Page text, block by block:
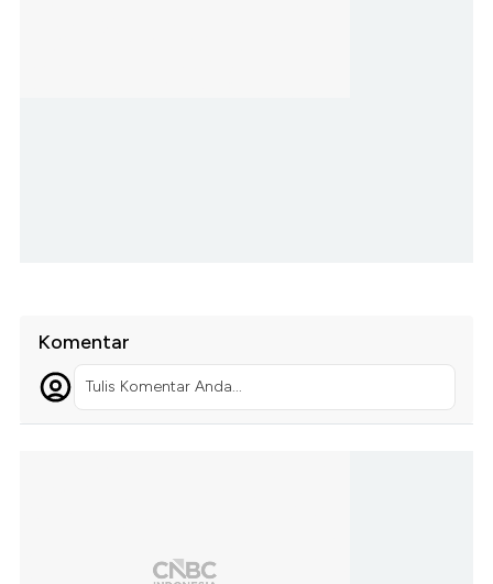
Komentar
Tulis Komentar Anda...